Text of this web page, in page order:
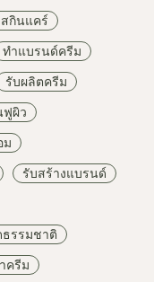
สกินแคร์
ทำแบรนด์ครีม
รับผลิตครีม
ผิว
ม
รับสร้างแบรนด์
รรมชาติ
ครีม